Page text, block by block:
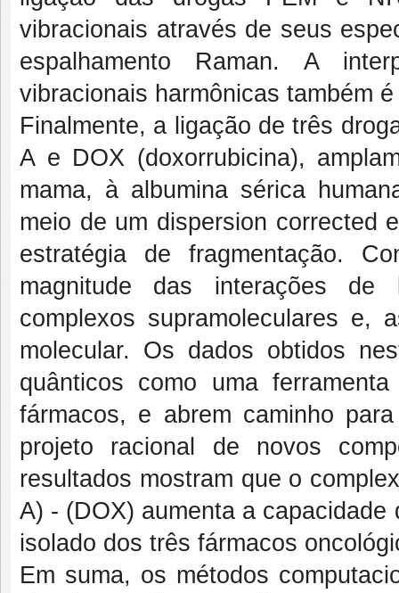
vibracionais através de seus
espalhamento Raman. A
vibracionais harmônicas também
Finalmente, a ligação de três
A e DOX (doxorrubicina),
mama, à albumina sérica
meio de um dispersion corrected
estratégia de fragmentação.
magnitude das interações de
complexos supramoleculares e,
molecular. Os dados obtidos
quânticos como uma
fármacos, e abrem caminho
projeto racional de novos
resultados mostram que o
A) - (DOX) aumenta a
isolado dos três fármacos
Em suma, os métodos